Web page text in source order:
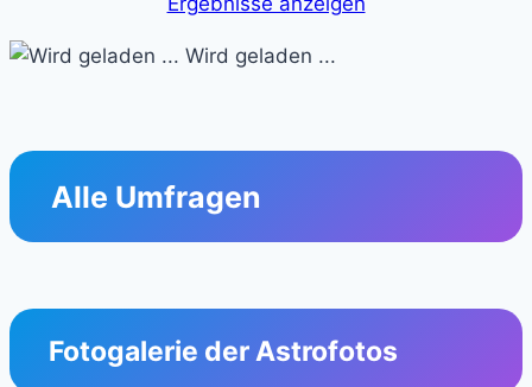
Wird geladen ...
Alle Umfragen
Fotogalerie der Astrofotos